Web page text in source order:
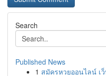
Search
Published News
1 สมัครหวยออนไลน์ เ